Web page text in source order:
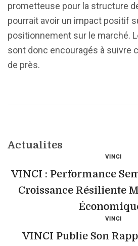
prometteuse pour la structure
pourrait avoir un impact positif
positionnement sur le marché.
sont donc encouragés à suivre
de près.
Actualites
VINCI
VINCI : Performance
Croissance Résiliente
VINCI
VINCI Publie Son